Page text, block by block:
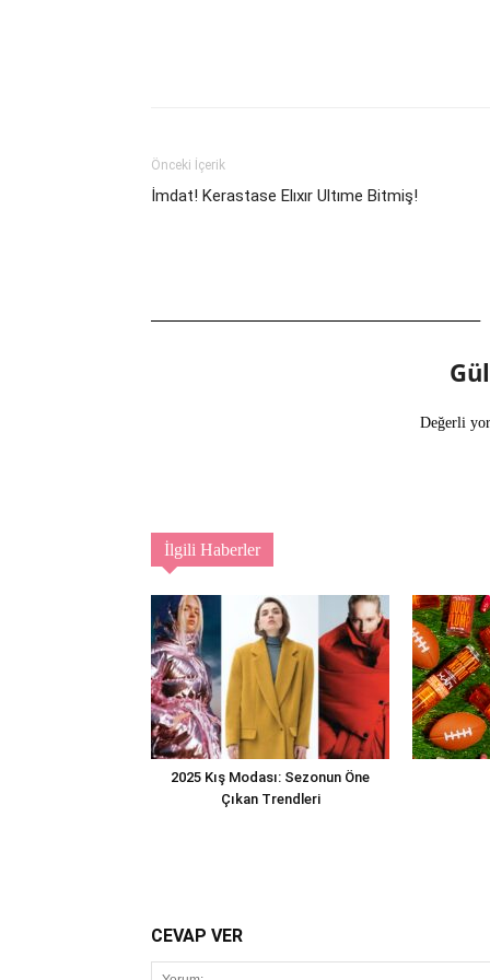
Önceki İçerik
İmdat! Kerastase Elıxır Ultıme Bitmiş!
Değerli
İlgili Haberler
2025 Kış Modası: Sezonun Öne
Çıkan Trendleri
CEVAP VER